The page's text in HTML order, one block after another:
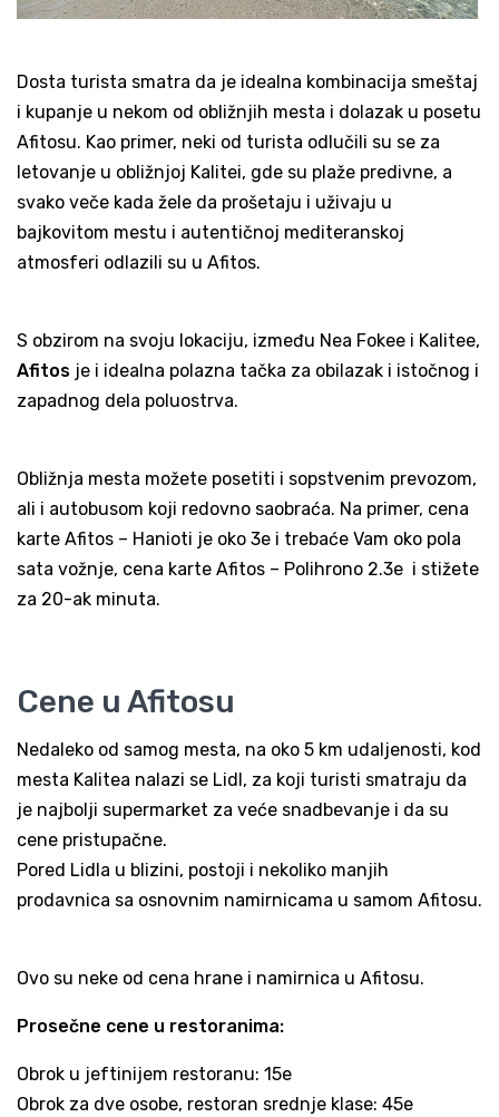
Dosta turista smatra da je idealna kombinacija smeštaj
i kupanje u nekom od obližnjih mesta i dolazak u posetu
Afitosu. Kao primer, neki od turista odlučili su se za
letovanje u obližnjoj Kalitei, gde su plaže predivne, a
svako veče kada žele da prošetaju i uživaju u
bajkovitom mestu i autentičnoj mediteranskoj
atmosferi odlazili su u Afitos.
S obzirom na svoju lokaciju, između Nea Fokee i Kalitee,
Afitos je i idealna polazna tačka za obilazak i istočnog i
zapadnog dela poluostrva.
Obližnja mesta možete posetiti i sopstvenim prevozom,
ali i autobusom koji redovno saobraća. Na primer, cena
karte Afitos – Hanioti je oko 3e i trebaće Vam oko pola
sata vožnje, cena karte Afitos – Polihrono 2.3e i stižete
za 20-ak minuta.
Cene u Afitosu
Nedaleko od samog mesta, na oko 5 km udaljenosti, kod
mesta Kalitea nalazi se Lidl, za koji turisti smatraju da
je najbolji supermarket za veće snadbevanje i da su
cene pristupačne.
Pored Lidla u blizini, postoji i nekoliko manjih
prodavnica sa osnovnim namirnicama u samom Afitosu.
Ovo su neke od cena hrane i namirnica u Afitosu.
Prosečne cene u restoranima:
Obrok u jeftinijem restoranu: 15e
Obrok za dve osobe, restoran srednje klase: 45e